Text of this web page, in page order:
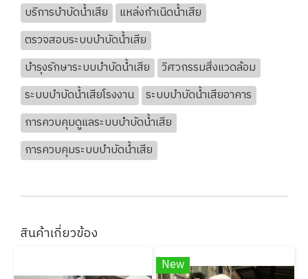
บริการบำบัดน้ำเสีย
แหล่งกำเนิดน้ำเสีย
ตรวจสอบระบบบำบัดน้ำเสีย
บำรุงรักษาระบบบำบัดน้ำเสีย
วิศวกรรมสิ่งแวดล้อม
ระบบบำบัดน้ำเสียโรงงาน
ระบบบำบัดน้ำเสียอาคาร
การควบคุมดูแลระบบบำบัดน้ำเสีย
การควบคุมระบบบำบัดน้ำเสีย
สินค้าเกี่ยวข้อง
New